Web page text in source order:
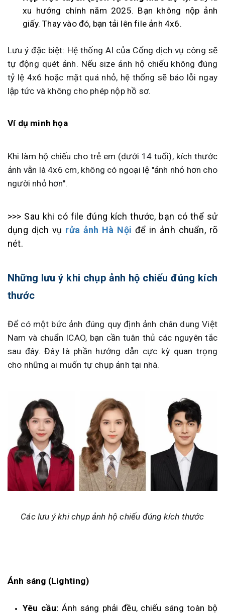
xu hướng chính năm 2025. Bạn không nộp ảnh
giấy. Thay vào đó, bạn tải lên file ảnh 4x6.
Lưu ý đặc biệt: Hệ thống AI của Cổng dịch vụ công sẽ
tự động quét ảnh. Nếu size ảnh hộ chiếu không đúng
tỷ lệ 4x6 hoặc mặt quá nhỏ, hệ thống sẽ báo lỗi ngay
lập tức và không cho phép nộp hồ sơ.
Ví dụ minh họa
Khi làm hộ chiếu cho trẻ em (dưới 14 tuổi), kích thước
ảnh vẫn là 4x6 cm, không có ngoại lệ "ảnh nhỏ hơn cho
người nhỏ hơn".
>>> Sau khi có file đúng kích thước, bạn có thể sử
dụng dịch vụ rửa ảnh Hà Nội để in ảnh chuẩn, rõ
nét.
Những lưu ý khi chụp ảnh hộ chiếu đúng kích
thước
Để có một bức ảnh đúng quy định ảnh chân dung Việt
Nam và chuẩn ICAO, bạn cần tuân thủ các nguyên tắc
sau đây. Đây là phần hướng dẫn cực kỳ quan trọng
cho những ai muốn tự chụp ảnh tại nhà.
Các lưu ý khi chụp ảnh hộ chiếu đúng kích thước
Ánh sáng (Lighting)
Yêu cầu: Ánh sáng phải đều, chiếu sáng toàn bộ